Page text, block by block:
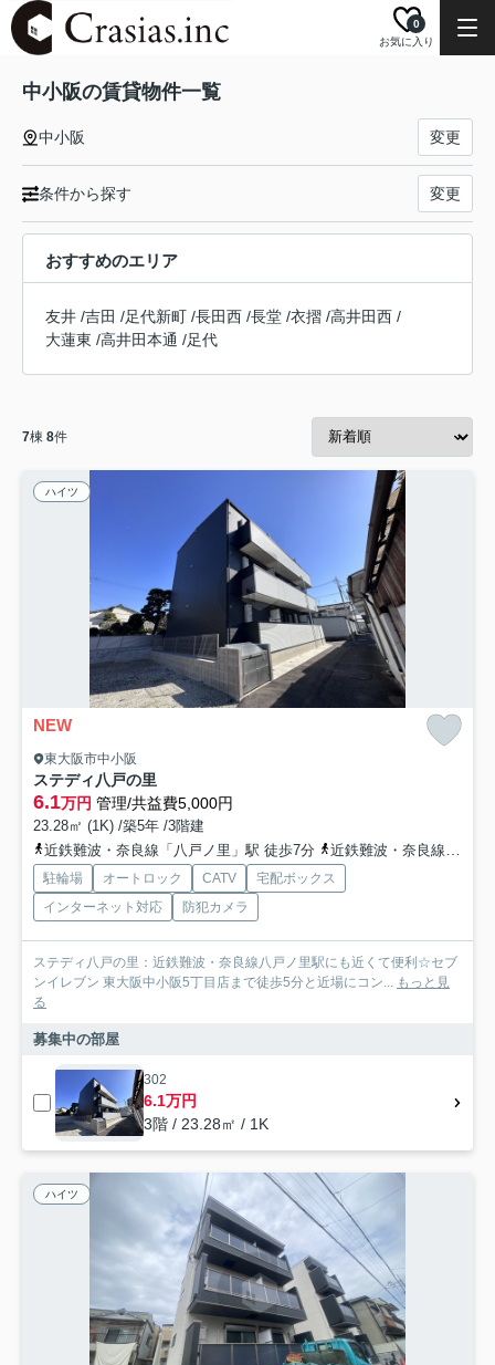
お気に入り
0
中小阪の賃貸物件一覧
中小阪 変更
条件から探す 変更
おすすめのエリア
友井 /吉田 /足代新町 /長田西 /長堂 /衣摺 /高井田西 /
大蓮東 /高井田本通 /足代
7棟 8件
ハイツ
NEW
東大阪市中小阪
ステディ八戸の里
6.1万円 管理/共益費5,000円
23.28㎡ (1K) /築5年 /3階建
近鉄難波・奈良線「八戸ノ里」駅 徒歩7分
近鉄難波・奈良線「河内小阪」駅 徒歩13分
駐輪場 オートロック CATV
宅配ボックス
インターネット対応
防犯カメラ
ステディ八戸の里：近鉄難波・奈良線八戸ノ里駅にも近くて便利☆セブ
ンイレブン 東大阪中小阪5丁目店まで徒歩5分と近場にコン... もっと見
る
募集中の部屋
302
6.1万円
3階 / 23.28㎡ / 1K
ハイツ